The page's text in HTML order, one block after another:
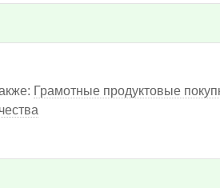
Грамотные продуктовые